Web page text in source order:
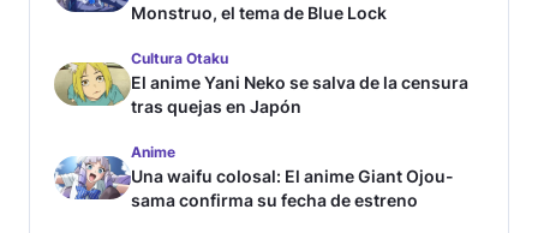
Monstruo, el tema de Blue Lock
Cultura Otaku
El anime Yani Neko se salva de la censura
tras quejas en Japón
Anime
Una waifu colosal: El anime Giant Ojou-
sama confirma su fecha de estreno